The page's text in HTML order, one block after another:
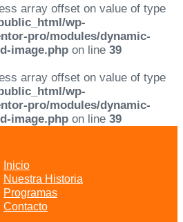
array offset on value of type
wp-
pro/modules/dynamic-
image.php on line 39
array offset on value of type
wp-
pro/modules/dynamic-
image.php on line 39
Inicio
Nuestra Historia
Programas
Contacto